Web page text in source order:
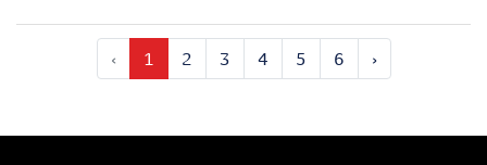
‹ 1 2 3 4 5 6 ›